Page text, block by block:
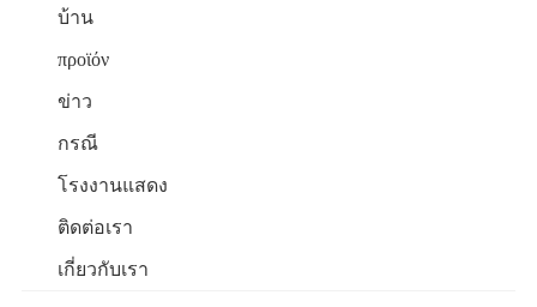
บ้าน
προϊόν
ข่าว
กรณี
โรงงานแสดง
ติดต่อเรา
เกี่ยวกับเรา